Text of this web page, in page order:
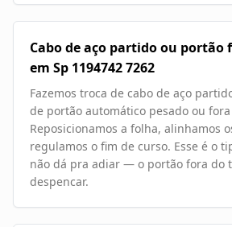
Cabo de aço partido ou
em Sp 1194742 7262
Fazemos troca de cabo de aço
de portão automático pesado ou
Reposicionamos a folha, alinhamos
regulamos o fim de curso. Esse é o
não dá pra adiar — o portão fora do
despencar.